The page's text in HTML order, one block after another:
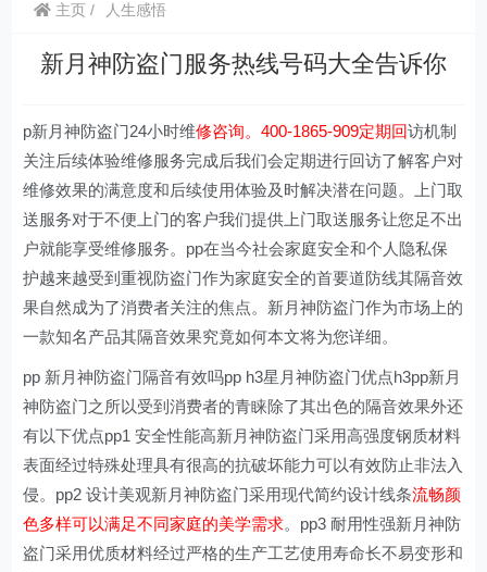
主页 人生感悟
新月神防盗门服务热线号码大全告诉你
p新月神防盗门24小时维修咨询。400-1865-909定期回访机制
关注后续体验维修服务完成后我们会定期进行回访了解客户对
维修效果的满意度和后续使用体验及时解决潜在问题。上门取
送服务对于不便上门的客户我们提供上门取送服务让您足不出
户就能享受维修服务。pp在当今社会家庭安全和个人隐私保
护越来越受到重视防盗门作为家庭安全的首要道防线其隔音效
果自然成为了消费者关注的焦点。新月神防盗门作为市场上的
一款知名产品其隔音效果究竟如何本文将为您详细。
pp 新月神防盗门隔音有效吗pp h3星月神防盗门优点h3pp新月
神防盗门之所以受到消费者的青睐除了其出色的隔音效果外还
有以下优点pp1 安全性能高新月神防盗门采用高强度钢质材料
表面经过特殊处理具有很高的抗破坏能力可以有效防止非法入
侵。pp2 设计美观新月神防盗门采用现代简约设计线条流畅颜
色多样可以满足不同家庭的美学需求。pp3 耐用性强新月神防
盗门采用优质材料经过严格的生产工艺使用寿命长不易变形和